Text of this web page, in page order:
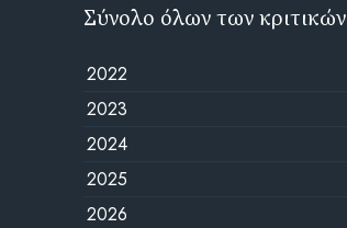
Σύνολο όλων των κριτικών
2022
2023
2024
2025
2026